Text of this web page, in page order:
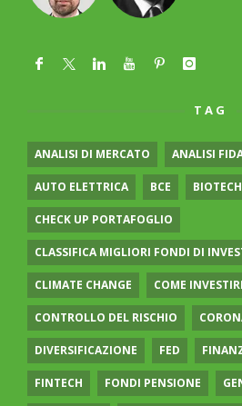
TAG
ANALISI DI MERCATO ANALISI
AUTO ELETTRICA BCE BIOTECH
CHECK UP PORTAFOGLIO
CLASSIFICA MIGLIORI FONDI DI
CLIMATE CHANGE COME
CONTROLLO DEL RISCHIO
DIVERSIFICAZIONE FED
FINTECH FONDI PENSIONE